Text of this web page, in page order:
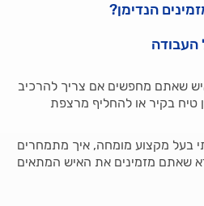
הנדימן?
העבודה
שאתם מחפשים אם צריך להרכיב
טיח בקיר או להחליף מרצפת
בעל מקצוע מומחה, איך מתמחרים
שאתם מזמינים את האיש המתאים